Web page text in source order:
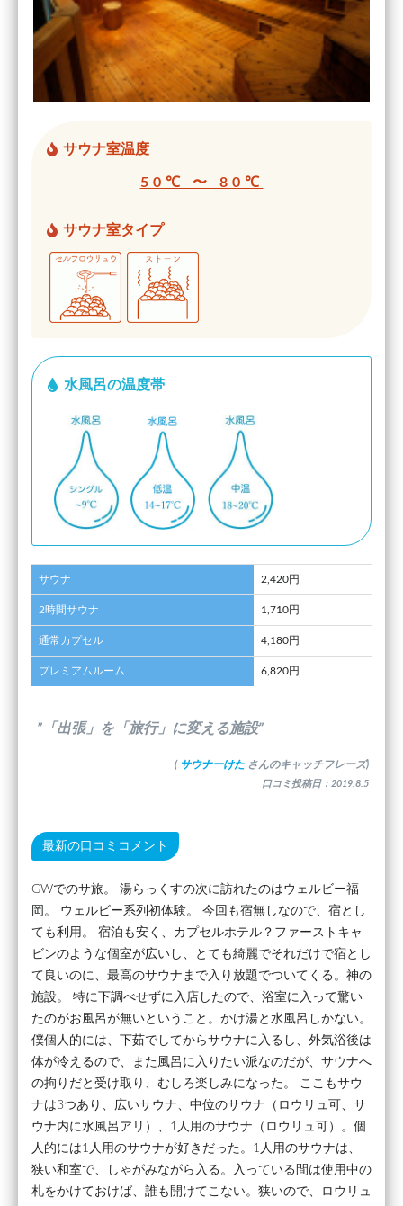
サウナ室温度
50℃ 〜 80℃
サウナ室タイプ
水風呂の温度帯
サウナ 2,420円
2時間サウナ 1,710円
通常カプセル 4,180円
プレミアムルーム 6,820円
”「出張」を「旅行」に変える施設”
( サウナーけた さんのキャッチフレーズ)
口コミ投稿日：2019.8.5
最新の口コミコメント
GWでのサ旅。 湯らっくすの次に訪れたのはウェルビー福
岡。 ウェルビー系列初体験。 今回も宿無しなので、宿とし
ても利用。 宿泊も安く、カプセルホテル？ファーストキャ
ビンのような個室が広いし、とても綺麗でそれだけで宿とし
て良いのに、最高のサウナまで入り放題でついてくる。神の
施設。 特に下調べせずに入店したので、浴室に入って驚い
たのがお風呂が無いということ。かけ湯と水風呂しかない。
僕個人的には、下茹でしてからサウナに入るし、外気浴後は
体が冷えるので、また風呂に入りたい派なのだが、サウナへ
の拘りだと受け取り、むしろ楽しみになった。 ここもサウ
ナは3つあり、広いサウナ、中位のサウナ（ロウリュ可、サ
ウナ内に水風呂アリ）、1人用のサウナ（ロウリュ可）。個
人的には1人用のサウナが好きだった。1人用のサウナは、
狭い和室で、しゃがみながら入る。入っている間は使用中の
札をかけておけば、誰も開けてこない。狭いので、ロウリュ